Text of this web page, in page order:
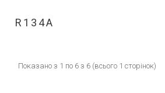
R134A
Показано з 1 по 6 з 6 (всього 1 сторінок)